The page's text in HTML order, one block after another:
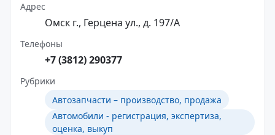
Адрес
Омск г., Герцена ул., д. 197/А
Телефоны
+7 (3812) 290377
Рубрики
Автозапчасти – производство, продажа
Автомобили - регистрация, экспертиза,
оценка, выкуп